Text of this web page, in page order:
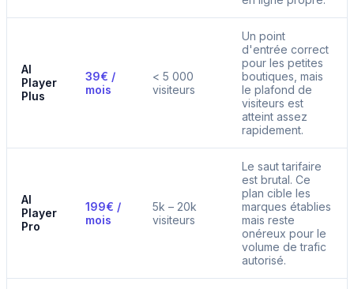
AI
Player
Plus
39€ /
mois
< 5 000
visiteurs
Un point
d'entrée correct
pour les petites
boutiques, mais
le plafond de
visiteurs est
atteint assez
rapidement.
AI
Player
Pro
199€ /
mois
5k – 20k
visiteurs
Le saut tarifaire
est brutal. Ce
plan cible les
marques établies
mais reste
onéreux pour le
volume de trafic
autorisé.